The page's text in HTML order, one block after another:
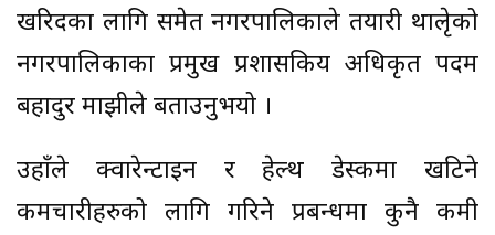
खरिदका लागि समेत नगरपालिकाले तयारी थालृेको
नगरपालिकाका प्रमुख प्रशासकिय अधिकृत पदम
बहादुर माझीले बताउनुभयो ।
उहाँले क्वारेन्टाईन र हेल्थ डेस्कमा खटिने
कर्मचारीहरुको लागि गरिने प्रबन्धमा कुनै कमी